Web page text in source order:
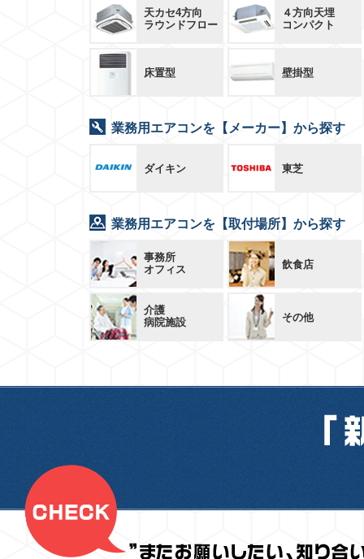
天カセ4方向
ラウンドフロー
４方向天埋
コンパクト
床置型 壁掛型
業務用エアコンを【メーカー】から探す
ダイキン 東芝
業務用エアコンを【取付場所】から探す
事務所
オフィス
飲食店
介護
病院施設
その他